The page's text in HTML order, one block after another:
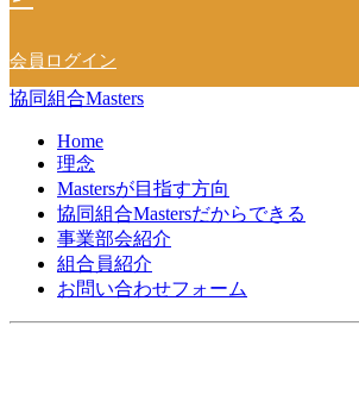
会員ログイン
協同組合Masters
Home
理念
Mastersが目指す方向
協同組合Mastersだからできる
事業部会紹介
組合員紹介
お問い合わせフォーム